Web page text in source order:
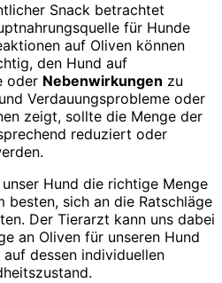
Snack betrachtet
für Hunde
auf Oliven können
den Hund auf
oder Nebenwirkungen zu
Verdauungsprobleme oder
zeigt, sollte die Menge der
reduziert oder
Hund die richtige Menge
besten, sich an die Ratschläge
Der Tierarzt kann uns dabei
an Oliven für unseren Hund
dessen individuellen